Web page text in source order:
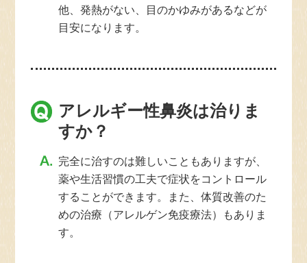
他、発熱がない、目のかゆみがあるなどが
目安になります。
アレルギー性鼻炎は治りま
すか？
完全に治すのは難しいこともありますが、
薬や生活習慣の工夫で症状をコントロール
することができます。また、体質改善のた
めの治療（アレルゲン免疫療法）もありま
す。